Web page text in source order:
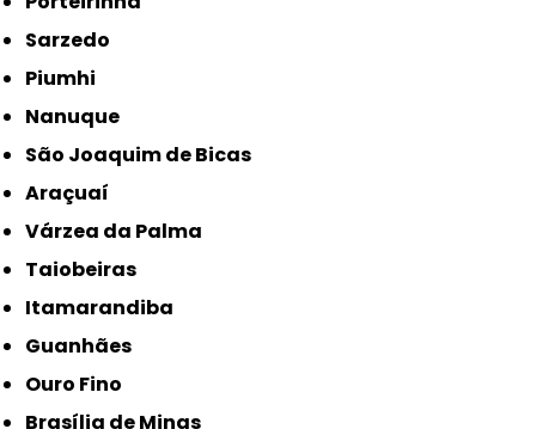
Sarzedo
Piumhi
Nanuque
São Joaquim de Bicas
Araçuaí
Várzea da Palma
Taiobeiras
Itamarandiba
Guanhães
Ouro Fino
Brasília de Minas